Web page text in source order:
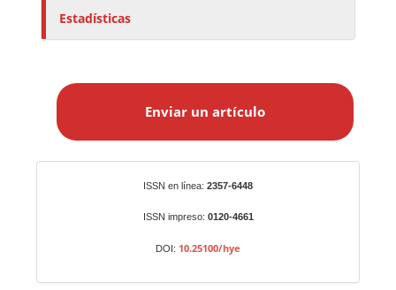
Estadísticas
a
t
Enviar un artículo
ISSN en línea: 2357-6448
ISSN impreso: 0120-4661
DOI: 10.25100/hye